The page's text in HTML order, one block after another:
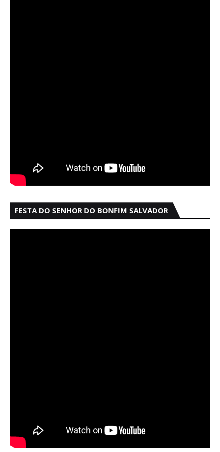
FESTA DO SENHOR DO BONFIM SALVADOR